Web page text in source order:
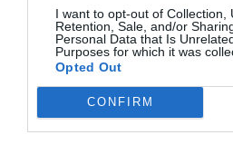
I want to opt-out of Collection,
Retention, Sale, and/or
Personal Data that Is
Purposes for which it was
Opted Out
CONFIRM